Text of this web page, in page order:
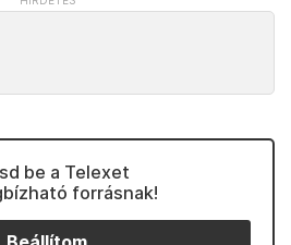
be a Telexet
forrásnak!